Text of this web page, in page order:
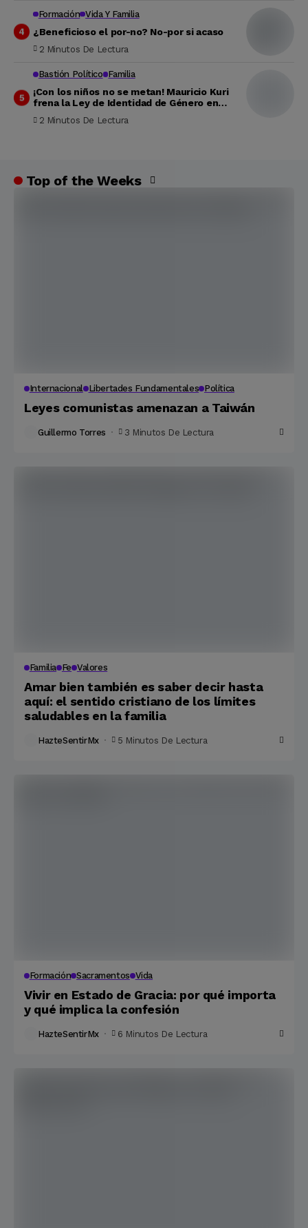
Formación Vida Y Familia
¿Beneficioso el por-no? No-por si acaso
2 Minutos De Lectura
Bastión Político Familia
¡Con los niños no se metan! Mauricio Kuri
frena la Ley de Identidad de Género en
2 Minutos De Lectura
Top of the Weeks
Internacional Libertades Fundamentales Política
Leyes comunistas amenazan a Taiwán
Guillermo Torres 3 Minutos De Lectura
Familia Fe Valores
Amar bien también es saber decir hasta
aquí: el sentido cristiano de los límites
saludables en la familia
HazteSentirMx 5 Minutos De Lectura
Formación Sacramentos Vida
Vivir en Estado de Gracia: por qué importa
y qué implica la confesión
HazteSentirMx 6 Minutos De Lectura